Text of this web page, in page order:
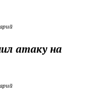
атаку на